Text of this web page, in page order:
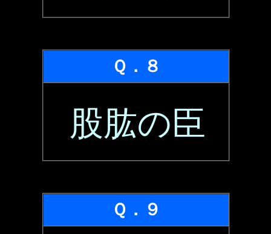
Ｑ．８
股肱の臣
Ｑ．９